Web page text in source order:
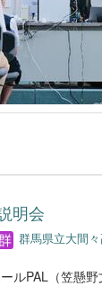
明会
群馬県立大間
ルPAL（笠懸野